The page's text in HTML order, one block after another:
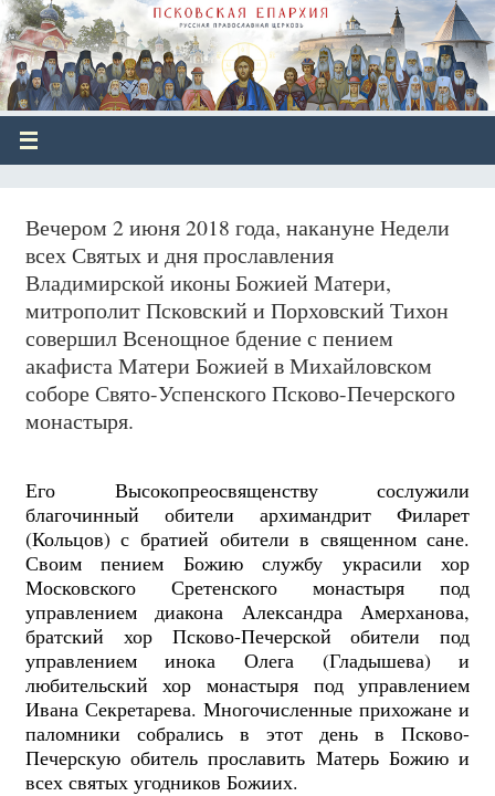
Вечером 2 июня 2018 года, накануне Недели
всех Святых и дня прославления
Владимирской иконы Божией Матери,
митрополит Псковский и Порховский Тихон
совершил Всенощное бдение с пением
акафиста Матери Божией в Михайловском
соборе Свято-Успенского Псково-Печерского
монастыря.
Его Высокопреосвященству сослужили
благочинный обители архимандрит Филарет
(Кольцов) с братией обители в священном сане.
Своим пением Божию службу украсили хор
Московского Сретенского монастыря под
управлением диакона Александра Амерханова,
братский хор Псково-Печерской обители под
управлением инока Олега (Гладышева) и
любительский хор монастыря под управлением
Ивана Секретарева. Многочисленные прихожане и
паломники собрались в этот день в Псково-
Печерскую обитель прославить Матерь Божию и
всех святых угодников Божиих.